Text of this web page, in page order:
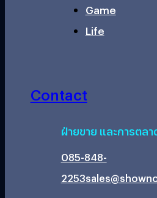
Game
Life
Contact
ฝ่ายขาย และการตลา
085-848-
2253